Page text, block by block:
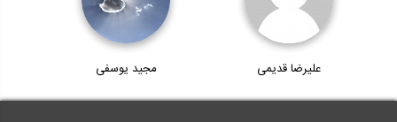
علیرضا قدیمی مجید یوسفی